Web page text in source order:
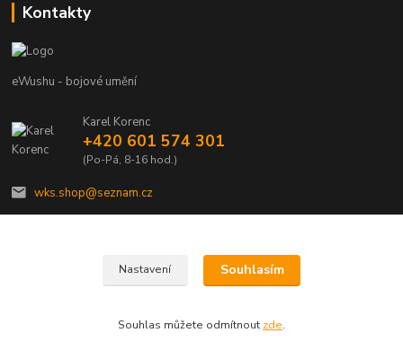
Kontakty
eWushu - bojové umění
Karel Korenc
+420 601 574 301
(Po-Pá, 8-16 hod.)
wks.shop@seznam.cz
© Copyright 2021 - Young shop s.r.o., Jaurisova 515/4, Michle, 140 00 Praha 4
Nastavení Souhlasím
Souhlas můžete odmítnout zde.